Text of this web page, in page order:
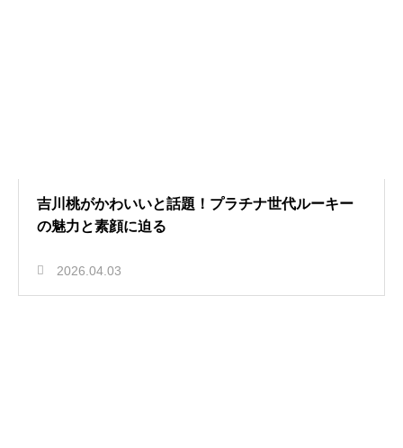
吉川桃がかわいいと話題！プラチナ世代ルーキー
の魅力と素顔に迫る
2026.04.03